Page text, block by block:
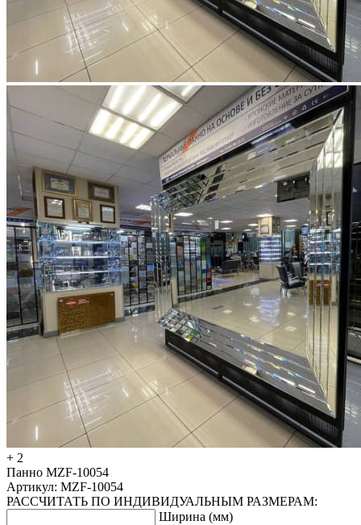
+ 2
Панно MZF-10054
Артикул: MZF-10054
РАССЧИТАТЬ ПО ИНДИВИДУАЛЬНЫМ РАЗМЕРАМ:
Ширина (мм)